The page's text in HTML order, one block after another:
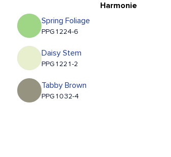
Harmonie
Spring Foliage
PPG1224-6
Daisy Stem
PPG1221-2
Tabby Brown
PPG1032-4